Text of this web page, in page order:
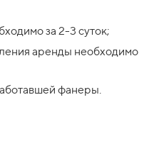
за 2-3 суток;
аренды необходимо
фанеры.